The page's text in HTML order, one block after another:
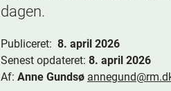
dagen.
Publiceret: 8. april 2026
Senest opdateret: 8. april 2026
Af: Anne Gundsø